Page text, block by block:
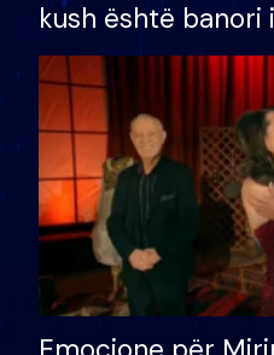
kush është banori
shtëpinë dhe
të fituar çmimin e